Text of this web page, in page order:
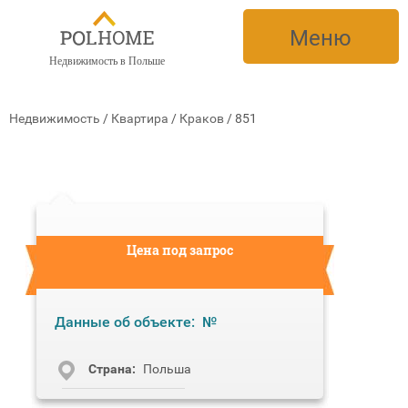
Недвижимость в Польше
Меню
Недвижимость / Квартира / Краков /851
Цена под запрос
Данные об объекте: №
Cтрана: Польша